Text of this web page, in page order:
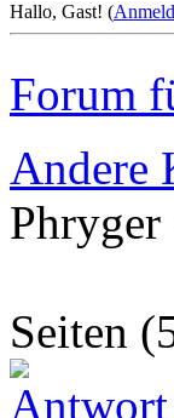
Hallo, Gast! (
Forum
Andere
Seiten